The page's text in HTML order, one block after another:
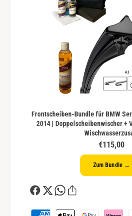
Frontscheiben-Bundle für BMW
2014 | Doppelscheibenwischer +
€115,00
Zum Bundle →
Z